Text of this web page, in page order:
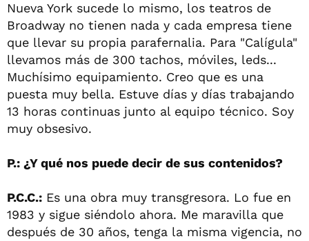
Nueva York sucede lo mismo, los teatros de
Broadway no tienen nada y cada empresa tiene
que llevar su propia parafernalia. Para "Calígula"
llevamos más de 300 tachos, móviles, leds...
Muchísimo equipamiento. Creo que es una
puesta muy bella. Estuve días y días trabajando
13 horas continuas junto al equipo técnico. Soy
muy obsesivo.
P.: ¿Y qué nos puede decir de sus contenidos?
P.C.C.: Es una obra muy transgresora. Lo fue en
1983 y sigue siéndolo ahora. Me maravilla que
después de 30 años, tenga la misma vigencia, no